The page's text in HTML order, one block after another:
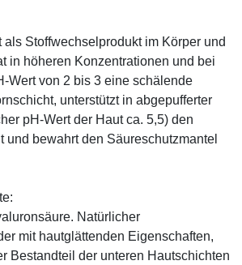
als Stoffwechselprodukt im Körper und
in höheren Konzentrationen und bei
Wert von 2 bis 3 eine schälende
unterstützt in abgepufferter
pH-Wert der Haut ca. 5,5) den
und bewahrt den Säureschutzmantel
Natürlicher
mit hautglättenden Eigenschaften,
Bestandteil der unteren Hautschichten